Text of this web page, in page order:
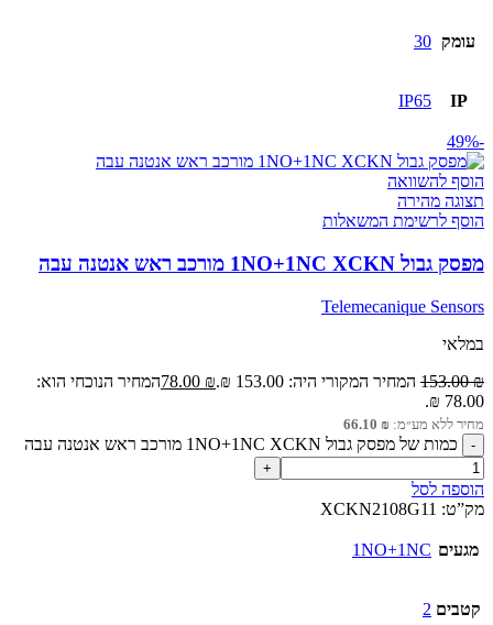
עומק 30
IP
IP65
-49%
הוסף להשוואה
תצוגה מהירה
הוסף לרשימת המשאלות
מפסק גבול 1NO+1NC XCKN מורכב ראש אנטנה עבה
Telemecanique Sensors
במלאי
153.00₪ המחיר המקורי היה: 153.00 ₪. 78.00 ₪
המחיר הנוכחי הוא:
78.00 ₪.
מחיר ללא מע״מ: 66.10 ₪
כמות של מפסק גבול 1NO+1NC XCKN מורכב ראש אנטנה עבה
הוספה לסל
מק”ט: XCKN2108G11
מגעים 1NO+1NC
קטבים 2